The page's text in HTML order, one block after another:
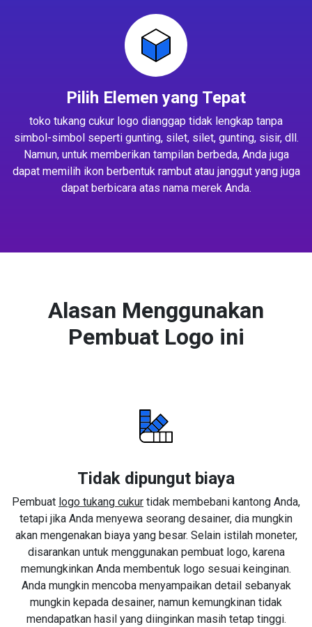
Pilih Elemen yang Tepat
toko tukang cukur logo dianggap tidak lengkap tanpa
simbol-simbol seperti gunting, silet, silet, gunting, sisir, dll.
Namun, untuk memberikan tampilan berbeda, Anda juga
dapat memilih ikon berbentuk rambut atau janggut yang juga
dapat berbicara atas nama merek Anda.
Alasan Menggunakan
Pembuat Logo ini
Tidak dipungut biaya
Pembuat logo tukang cukur tidak membebani kantong Anda,
tetapi jika Anda menyewa seorang desainer, dia mungkin
akan mengenakan biaya yang besar. Selain istilah moneter,
disarankan untuk menggunakan pembuat logo, karena
memungkinkan Anda membentuk logo sesuai keinginan.
Anda mungkin mencoba menyampaikan detail sebanyak
mungkin kepada desainer, namun kemungkinan tidak
mendapatkan hasil yang diinginkan masih tetap tinggi.